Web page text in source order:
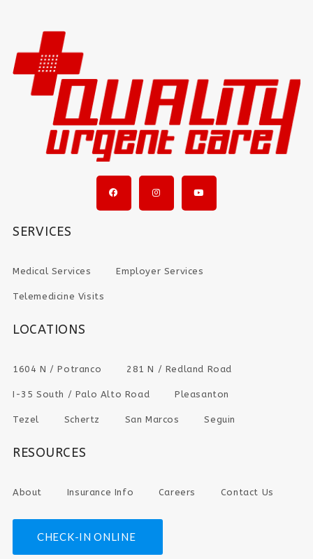
SERVICES
Medical Services Employer Services
Telemedicine Visits
LOCATIONS
1604 N / Potranco 281 N / Redland Road
I-35 South / Palo Alto Road Pleasanton
Tezel Schertz San Marcos Seguin
RESOURCES
About Insurance Info Careers Contact Us
CHECK-IN ONLINE